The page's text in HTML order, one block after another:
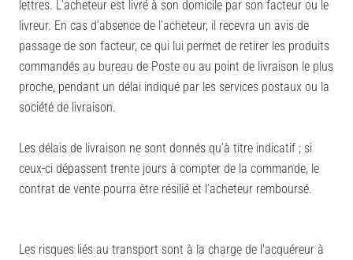
lettres. L’acheteur est livré à son domicile par son facteur ou le
livreur. En cas d’absence de l’acheteur, il recevra un avis de
passage de son facteur, ce qui lui permet de retirer les produits
commandés au bureau de Poste ou au point de livraison le plus
proche, pendant un délai indiqué par les services postaux ou la
société de livraison.
Les délais de livraison ne sont donnés qu’à titre indicatif ; si
ceux-ci dépassent trente jours à compter de la commande, le
contrat de vente pourra être résilié et l’acheteur remboursé.
Les risques liés au transport sont à la charge de l'acquéreur à